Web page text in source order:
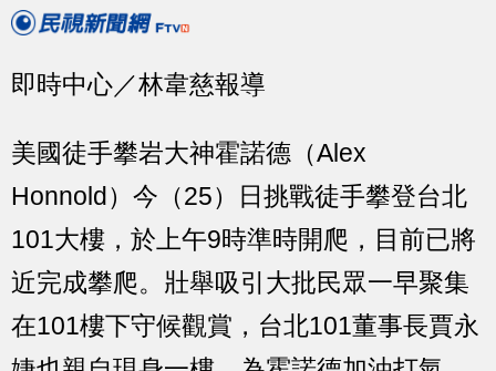
即時中心／林韋慈報導
美國徒手攀岩大神霍諾德（Alex
Honnold）今（25）日挑戰徒手攀登台北
101大樓，於上午9時準時開爬，目前已將
近完成攀爬。壯舉吸引大批民眾一早聚集
在101樓下守候觀賞，台北101董事長賈永